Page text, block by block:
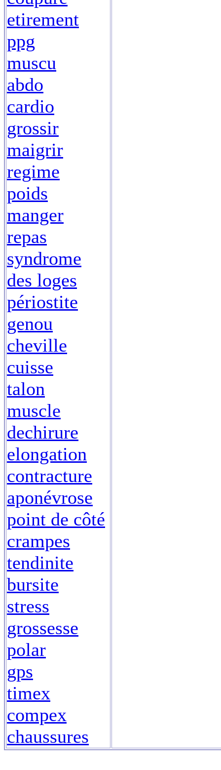
etirement
ppg
muscu
abdo
cardio
grossir
maigrir
regime
poids
manger
repas
syndrome
des loges
périostite
genou
cheville
cuisse
talon
muscle
dechirure
elongation
contracture
aponévrose
point de côté
crampes
tendinite
bursite
stress
grossesse
polar
gps
timex
compex
chaussures